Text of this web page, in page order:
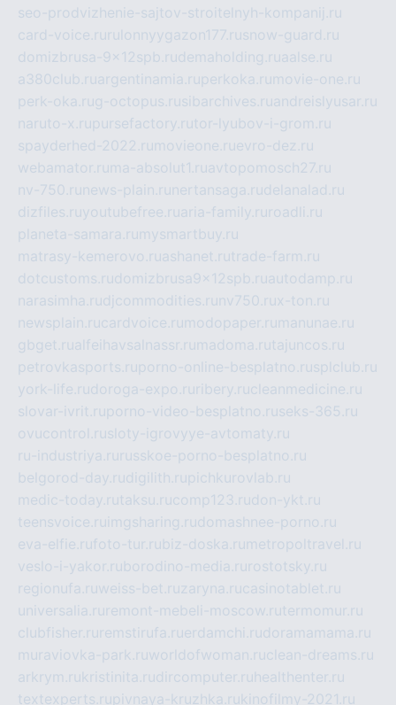
seo-prodvizhenie-sajtov-stroitelnyh-kompanij.ru
card-voice.ru rulonnyygazon177.rusnow-guard.ru
domizbrusa-9x12spb.rudemaholding.ruaalse.ru
a380club.ruargentinamia.ruperkoka.ru movie-one.ru
perk-oka.rug-octopus.rusibarchives.ruandreislyusar.ru
naruto-x.rupursefactory.rutor-lyubov-i-grom.ru
spayderhed-2022.ru movieone.ruevro-dez.ru
webamator.ru ma-absolut1.ruavtopomosch27.ru
nv-750.ru news-plain.ru nertansaga.rudelanalad.ru
dizfiles.ruyoutubefree.ruaria-family.ru roadli.ru
planeta-samara.ru mysmartbuy.ru
matrasy-kemerovo.ruashanet.rutrade-farm.ru
dotcustoms.rudomizbrusa9x12spb.ruautodamp.ru
narasimha.rudjcommodities.ru nv750.rux-ton.ru
newsplain.rucardvoice.ru modopaper.ru manunae.ru
gbget.rualfeihavsalnassr.ru madoma.rutajuncos.ru
petrovkasports.ruporno-online-besplatno.rusplclub.ru
york-life.rudoroga-expo.ru ribery.rucleanmedicine.ru
slovar-ivrit.ruporno-video-besplatno.ruseks-365.ru
ovucontrol.rusloty-igrovyye-avtomaty.ru
ru-industriya.ru russkoe-porno-besplatno.ru
belgorod-day.rudigilith.rupichkurovlab.ru
medic-today.rutaksu.rucomp123.rudon-ykt.ru
teensvoice.ru imgsharing.rudomashnee-porno.ru
eva-elfie.rufoto-tur.rubiz-doska.ru metropoltravel.ru
veslo-i-yakor.ruborodino-media.ru rostotsky.ru
regionufa.ruweiss-bet.ruzaryna.rucasinotablet.ru
universalia.ru remont-mebeli-moscow.rutermomur.ru
clubfisher.ru remstirufa.ruerdamchi.rudoramamama.ru
muraviovka-park.ruworldofwoman.ruclean-dreams.ru
arkrym.rukristinita.rudircomputer.ru healthenter.ru
textexperts.rupivnaya-kruzhka.rukinofilmy-2021.ru